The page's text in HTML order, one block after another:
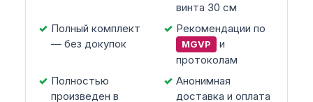
винта 30 см
Полный комплект
— без докупок
Рекомендации по
MGVP
и
протоколам
Полностью
произведен в
Анонимная
доставка и оплата